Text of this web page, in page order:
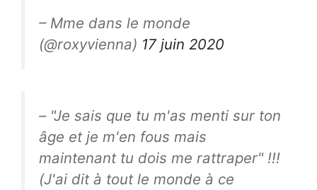
– Mme dans le monde
(@roxyvienna) 17 juin 2020
– "Je sais que tu m'as menti sur ton
âge et je m'en fous mais
maintenant tu dois me rattraper" !!!
(J'ai dit à tout le monde à ce